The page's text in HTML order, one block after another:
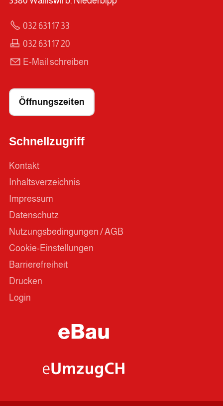
032 631 17 33
032 631 17 20
E-Mail schreiben
Öffnungszeiten
Schnellzugriff
Kontakt
Inhaltsverzeichnis
Impressum
Datenschutz
Nutzungsbedingungen / AGB
Cookie-Einstellungen
Barrierefreiheit
Drucken
Login